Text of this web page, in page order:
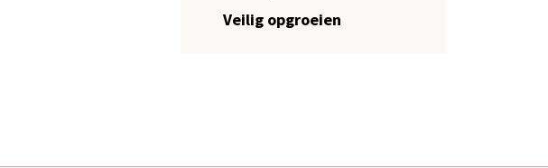
Veilig opgroeien